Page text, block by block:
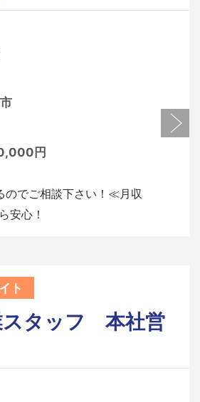
円
のでご相談下さい！≪月収
安心！
ト
スタッフ 本社営